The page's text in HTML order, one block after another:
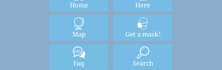
Home Here
Map Get a mask!
Faq Search